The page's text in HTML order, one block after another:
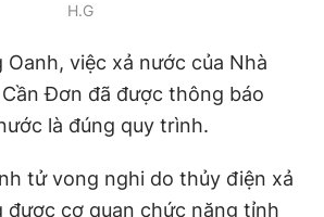
H.G
Oanh, việc xả nước của Nhà
Đơn đã được thông báo
là đúng quy trình.
tử vong nghi do thủy điện xả
được cơ quan chức năng tỉnh